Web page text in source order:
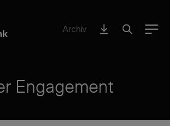
Archiv Menu
Engagement